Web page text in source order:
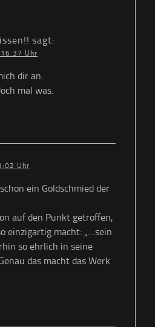
sagt:
Uhr
dir an.
mal was.
Uhr
ein Goldschmied der
auf den Punkt getroffen,
einzigartig macht: „…sein
so ehrlich in seine
das macht das Werk